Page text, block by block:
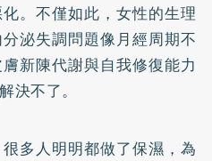
。不僅如此，女性的生理
泌失調問題像月經周期不
新陳代謝與自我修復能力
決不了。
多人明明都做了保濕，為